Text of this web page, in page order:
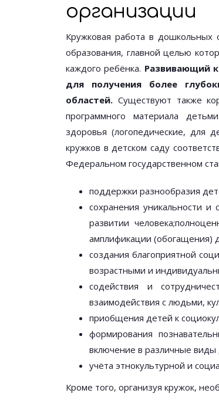
организации
Кружковая работа в дошкольных
образования, главной целью
каждого ребёнка. Развивающий
для получения более
областей. Существуют также
программного материала
здоровья (логопедические, для
кружков в детском саду
Федеральном государственном
поддержки разнообразия
сохранения уникальности
развитии
амплификации (обогащения)
создания благоприятной
возрастными и
содействия и
взаимодействия с людьми,
приобщения детей к
формирования
включение в различные виды
учёта этнокультурной и
Кроме того, организуя кружок,